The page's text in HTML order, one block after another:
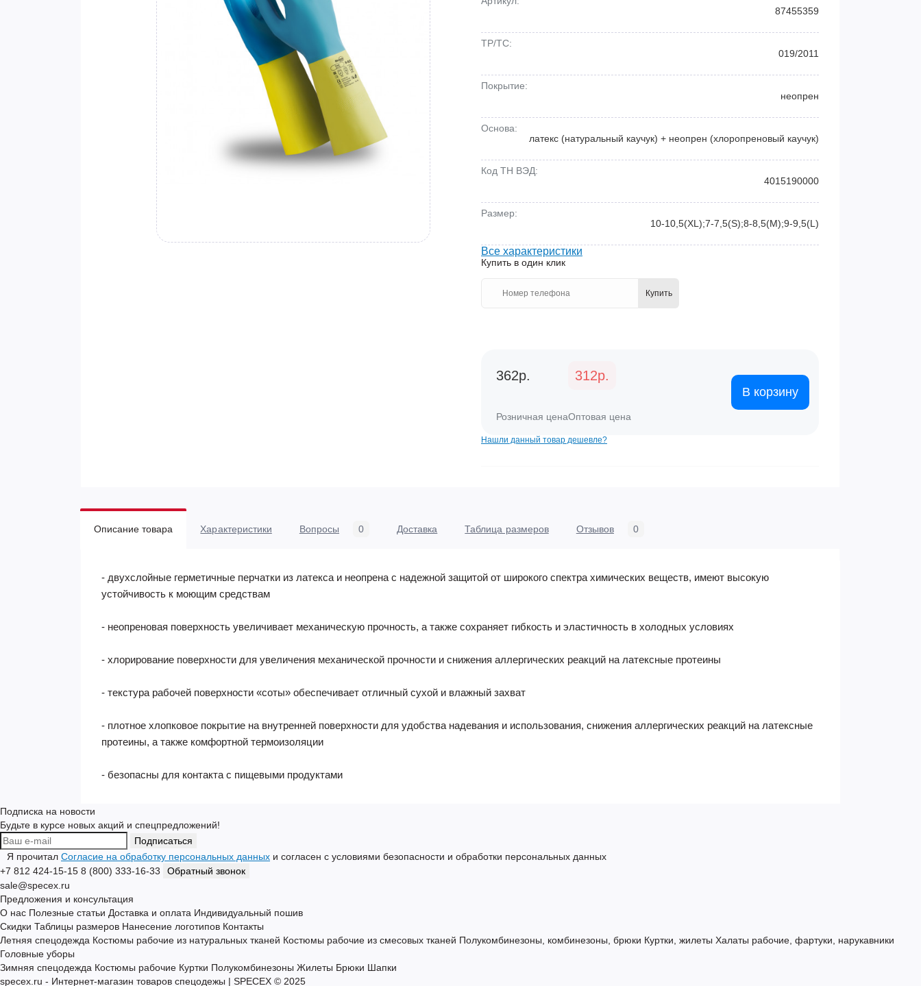
87455359
ТР/ТС:
019/2011
Покрытие:
неопрен
Основа:
латекс (натуральный каучук) + неопрен (хлоропреновый каучук)
Код ТН ВЭД:
4015190000
Размер:
10-10,5(XL);7-7,5(S);8-8,5(M);9-9,5(L)
Все характеристики
Купить в один клик
Купить
362р.
Розничная цена
312р.
Оптовая цена
В корзину
Нашли данный товар дешевле?
Описание товара Характеристики Вопросы 0 Доставка Таблица размеров Отзывов 0
- двухслойные герметичные перчатки из латекса и неопрена с надежной защитой от широкого спектра химических веществ, имеют высокую
устойчивость к моющим средствам
- неопреновая поверхность увеличивает механическую прочность, а также сохраняет гибкость и эластичность в холодных условиях
- хлорирование поверхности для увеличения механической прочности и снижения аллергических реакций на латексные протеины
- текстура рабочей поверхности «соты» обеспечивает отличный сухой и влажный захват
- плотное хлопковое покрытие на внутренней поверхности для удобства надевания и использования, снижения аллергических реакций на латексные
протеины, а также комфортной термоизоляции
- безопасны для контакта с пищевыми продуктами
Подписка на новости
Будьте в курсе новых акций и спецпредложений!
Подписаться
Я прочитал Согласие на обработку персональных данных и согласен с условиями безопасности и обработки персональных данных
+7 812 424-15-15 8 (800) 333-16-33
Обратный звонок
sale@specex.ru
Предложения и консультация
О нас Полезные статьи Доставка и оплата Индивидуальный пошив
Скидки Таблицы размеров Нанесение логотипов Контакты
Летняя спецодежда Костюмы рабочие из натуральных тканей Костюмы рабочие из смесовых тканей Полукомбинезоны, комбинезоны, брюки Куртки, жилеты Халаты рабочие, фартуки, нарукавники
Головные уборы
Зимняя спецодежда Костюмы рабочие Куртки Полукомбинезоны Жилеты Брюки Шапки
specex.ru - Интернет-магазин товаров спецодежы | SPECEX © 2025